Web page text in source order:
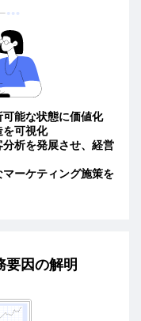
能な状態に価値化
を可視化
析を発展させ、経営
ーケティング施策を
要因の解明